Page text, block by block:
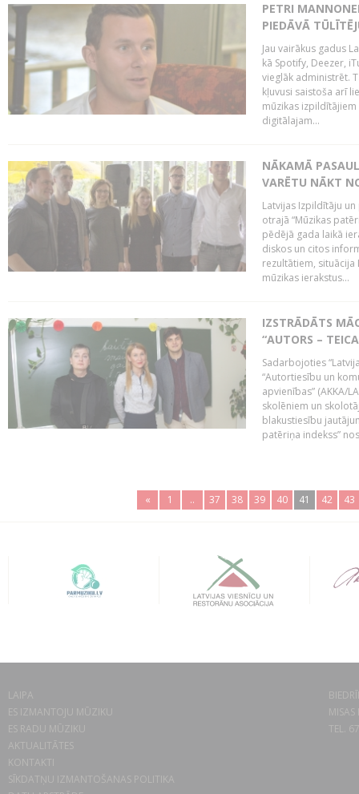
PETRI
PIEDĀVĀ
Jau vairākus gadus
kā Spotify, Deezer,
vieglāk administrēt.
kļuvusi saistoša arī
mūzikas
digitālajam...
NĀKAMĀ
VARĒTU NĀKT
Latvijas Izpildītāju
otrajā “Mūzikas
pēdējā gada laikā
diskos un citos
rezultātiem, situācija
mūzikas ierakstus...
IZSTRĀDĀTS
“AUTORS –
Sadarbojoties
“Autortiesību un
apvienības” (AKKA/
skolēniem un
blakustiesību
patēriņa indekss”
« 1 .. 37 38 39 40 41 42 43
LAIPA
ES IZMANTOJU MŪZIKU
ES RADU MŪZIKU
AKTUALITĀTES
KONTAKTI
SĪKDATŅU IZMANTOŠANAS POLITIKA
TEL.